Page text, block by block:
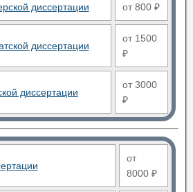
диссертации от 800 ₽
диссертации
от 1500
₽
диссертации
от 3000
₽
от
8000 ₽